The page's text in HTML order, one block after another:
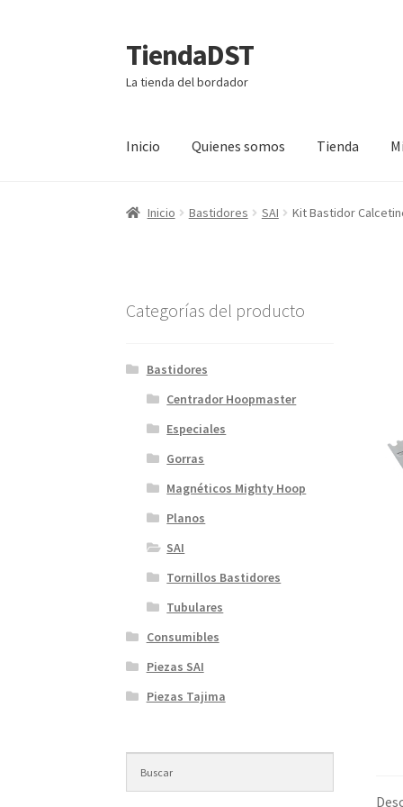
Ir
a
la
Ir
al
contenido
TiendaDST
La tienda del bordador
Inicio Quienes somos Tienda
Inicio Bastidores SAI Kit Bastidor
Categorías del producto
Bastidores
Centrador Hoopmaster
Especiales
Gorras
Magnéticos Mighty Hoop
Planos
SAI
Tornillos Bastidores
Tubulares
Consumibles
Piezas SAI
Piezas Tajima